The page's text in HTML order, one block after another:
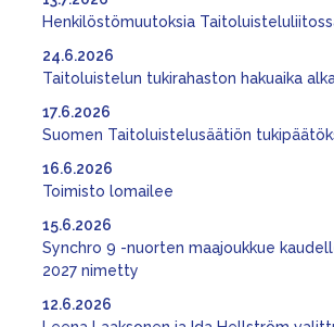
Henkilöstömuutoksia
Taitoluistelun tukirahaston hakuaika
24.6.2026
Suomen Taitoluistelusäätiön
17.6.2026
Toimisto lomailee
16.6.2026
Synchro 9 -nuorten maajoukkue
2027 nimetty
15.6.2026
12.6.2026